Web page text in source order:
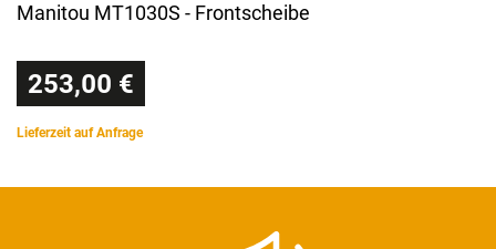
Manitou MT1030S - Frontscheibe
253,00 €
Lieferzeit auf Anfrage